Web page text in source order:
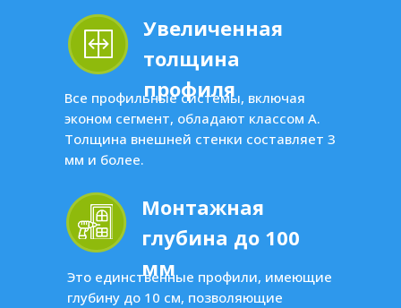
Это единственные профили, имеющие
глубину до 10 см, позволяющие
Монтажная
глубина до 100
мм
Увеличенная
толщина
профиля
Все профильные системы, включая
эконом сегмент, обладают классом А.
Толщина внешней стенки составляет 3
мм и более.